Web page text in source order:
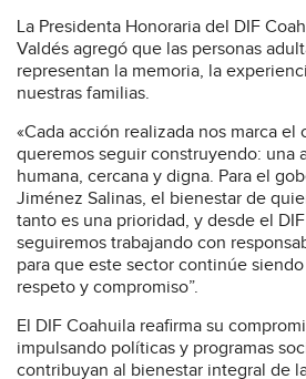
La Presidenta Honoraria del DIF
Valdés agregó que las personas
representan la memoria, la
nuestras familias.
«Cada acción realizada nos marca el
queremos seguir construyendo: una
humana, cercana y digna. Para el
Jiménez Salinas, el bienestar de
tanto es una prioridad, y desde el
seguiremos trabajando con
para que este sector continúe
respeto y compromiso”.
El DIF Coahuila reafirma su
impulsando políticas y programas
contribuyan al bienestar integral de